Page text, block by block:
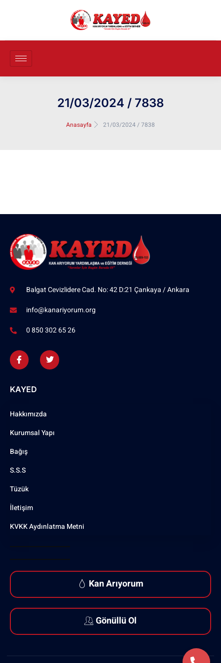
21/03/2024 / 7838
Anasayfa 21/03/2024 / 7838
Balgat Cevizlidere Cad. No: 42 D:21 Çankaya / Ankara
info@kanariyorum.org
0 850 302 65 26
KAYED
Hakkımızda
Kurumsal Yapı
Bağış
S.S.S
Tüzük
İletişim
KVKK Aydınlatma Metni
Kan Arıyorum
Gönüllü Ol